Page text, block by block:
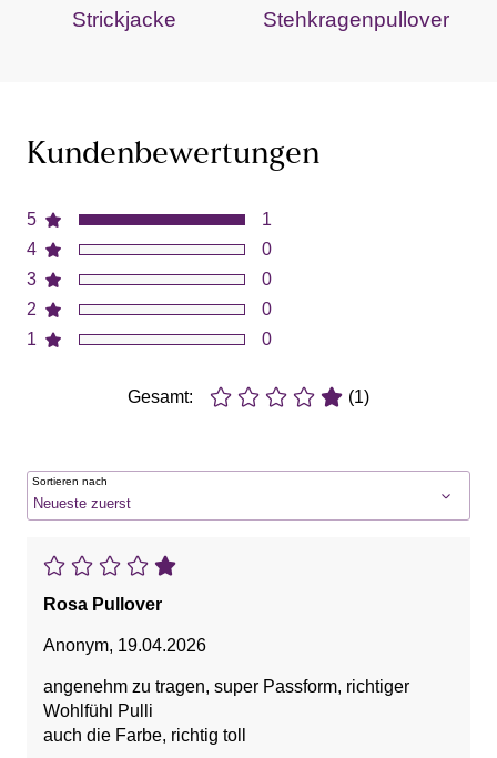
Strickjacke Stehkragenpullover
Kundenbewertungen
5
4
3
2
1
1
0
0
0
0
Gesamt: (1)
Sortieren nach
Rosa Pullover
Anonym, 19.04.2026
angenehm zu tragen, super Passform, richtiger
Wohlfühl Pulli
auch die Farbe, richtig toll